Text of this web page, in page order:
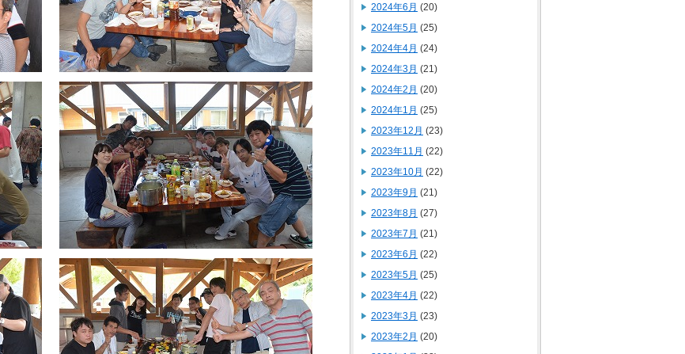
2024年6月 (20)
2024年5月 (25)
2024年4月 (24)
2024年3月 (21)
2024年2月 (20)
2024年1月 (25)
2023年12月 (23)
2023年11月 (22)
2023年10月 (22)
2023年9月 (21)
2023年8月 (27)
2023年7月 (21)
2023年6月 (22)
2023年5月 (25)
2023年4月 (22)
2023年3月 (23)
2023年2月 (20)